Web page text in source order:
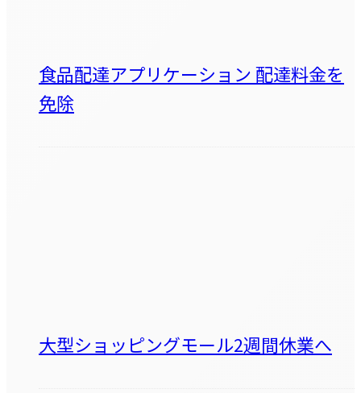
食品配達アプリケーション 配達料金を
免除
大型ショッピングモール2週間休業へ